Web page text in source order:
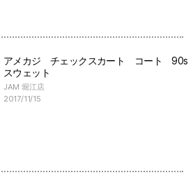
アメカジ チェックスカート コート 90s
スウェット
JAM 堀江店
2017/11/15